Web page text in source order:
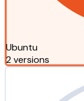
Ubuntu
2 versions